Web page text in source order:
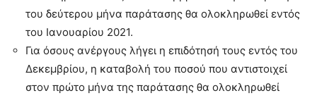
του δεύτερου μήνα παράτασης θα ολοκληρωθεί εντός
του Ιανουαρίου 2021.
Για όσους ανέργους λήγει η επιδότησή τους εντός του
Δεκεμβρίου, η καταβολή του ποσού που αντιστοιχεί
στον πρώτο μήνα της παράτασης θα ολοκληρωθεί